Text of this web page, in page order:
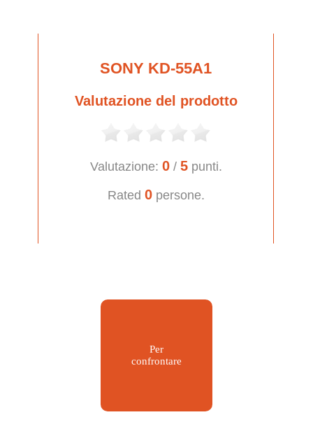
SONY KD-55A1
Valutazione del prodotto
Valutazione: 0/ 5punti.
Rated 0persone.
Per
confrontare